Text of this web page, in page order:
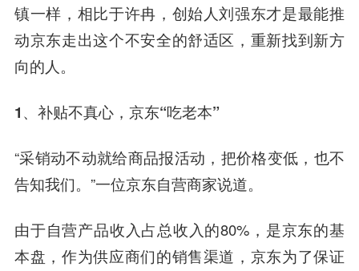
镇一样，相比于许冉，创始人刘强东才是最能推
动京东走出这个不安全的舒适区，重新找到新方
向的人。
1、补贴不真心，京东“吃老本”
“采销动不动就给商品报活动，把价格变低，也不
告知我们。”一位京东自营商家说道。
由于自营产品收入占总收入的80%，是京东的基
本盘，作为供应商们的销售渠道，京东为了保证